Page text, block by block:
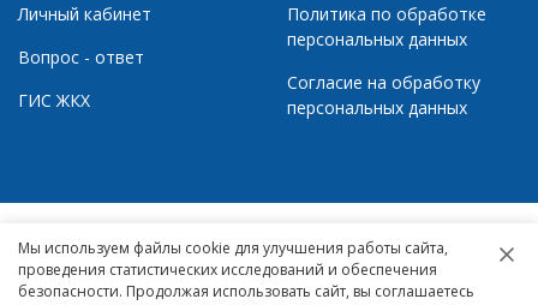
Личный кабинет
Вопрос - ответ
ГИС ЖКХ
Политика по обработке
персональных данных
Согласие на обработку
персональных данных
© 2007 – 2026,
Управляющая компания «Квартал»
Мы используем файлы cookie для улучшения работы сайта,
проведения статистических исследований и обеспечения
безопасности. Продолжая использовать сайт, вы соглашаетесь